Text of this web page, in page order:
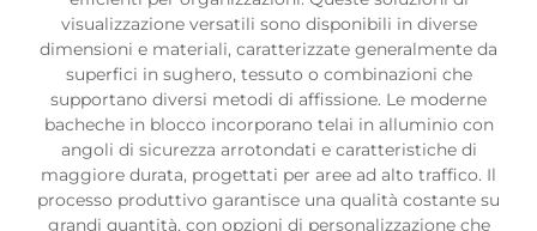
visualizzazione versatili sono disponibili in diverse
dimensioni e materiali, caratterizzate generalmente da
superfici in sughero, tessuto o combinazioni che
supportano diversi metodi di affissione. Le moderne
bacheche in blocco incorporano telai in alluminio con
angoli di sicurezza arrotondati e caratteristiche di
maggiore durata, progettati per aree ad alto traffico. Il
processo produttivo garantisce una qualità costante su
grandi quantità, con opzioni di personalizzazione che